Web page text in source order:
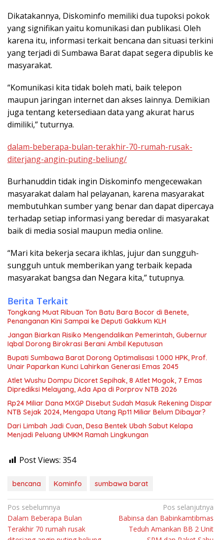
Dikatakannya, Diskominfo memiliki dua tupoksi pokok
yang signifikan yaitu komunikasi dan publikasi. Oleh
karena itu, informasi terkait bencana dan situasi terkini
yang terjadi di Sumbawa Barat dapat segera dipublis ke
masyarakat.
“Komunikasi kita tidak boleh mati, baik telepon
maupun jaringan internet dan akses lainnya. Demikian
juga tentang ketersediaan data yang akurat harus
dimiliki,” tuturnya.
dalam-beberapa-bulan-terakhir-70-rumah-rusak-
diterjang-angin-puting-beliung/
Burhanuddin tidak ingin Diskominfo mengecewakan
masyarakat dalam hal pelayanan, karena masyarakat
membutuhkan sumber yang benar dan dapat dipercaya
terhadap setiap informasi yang beredar di masyarakat
baik di media sosial maupun media online.
“Mari kita bekerja secara ikhlas, jujur dan sungguh-
sungguh untuk memberikan yang terbaik kepada
masyarakat bangsa dan Negara kita,” tutupnya.
Berita Terkait
Tongkang Muat Ribuan Ton Batu Bara Bocor di Benete,
Penanganan Kini Sampai ke Deputi Gakkum KLH
Jangan Biarkan Risiko Mengendalikan Pemerintah, Gubernur
Iqbal Dorong Birokrasi Berani Ambil Keputusan
Bupati Sumbawa Barat Dorong Optimalisasi 1.000 HPK, Prof.
Unair Paparkan Kunci Lahirkan Generasi Emas 2045
Atlet Wushu Dompu Dicoret Sepihak, 8 Atlet Mogok, 7 Emas
Diprediksi Melayang, Ada Apa di Porprov NTB 2026
Rp24 Miliar Dana MXGP Disebut Sudah Masuk Rekening Dispar
NTB Sejak 2024, Mengapa Utang Rp11 Miliar Belum Dibayar?
Dari Limbah Jadi Cuan, Desa Bentek Ubah Sabut Kelapa
Menjadi Peluang UMKM Ramah Lingkungan
Post Views: 354
bencana Kominfo sumbawa barat
Navigasi
pos
Pos sebelumnya
Dalam Beberapa Bulan
Terakhir 70 rumah rusak
Pos selanjutnya
Babinsa dan Babinkamtibmas
Teduh Amankan BB 2 Unit